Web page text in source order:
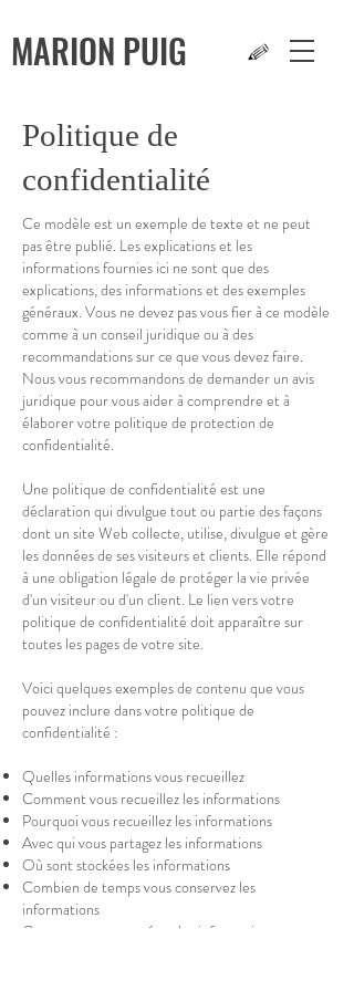
MARION PUIG
Politique de
confidentialité
Ce modèle est un exemple de texte et ne peut
pas être publié. Les explications et les
informations fournies ici ne sont que des
explications, des informations et des exemples
généraux. Vous ne devez pas vous fier à ce modèle
comme à un conseil juridique ou à des
recommandations sur ce que vous devez faire.
Nous vous recommandons de demander un avis
juridique pour vous aider à comprendre et à
élaborer votre politique de protection de
confidentialité.
Une politique de confidentialité est une
déclaration qui divulgue tout ou partie des façons
dont un site Web collecte, utilise, divulgue et gère
les données de ses visiteurs et clients. Elle répond
à une obligation légale de protéger la vie privée
d'un visiteur ou d'un client. Le lien vers votre
politique de confidentialité doit apparaître sur
toutes les pages de votre site.
Voici quelques exemples de contenu que vous
pouvez inclure dans votre politique de
confidentialité :
Quelles informations vous recueillez
Comment vous recueillez les informations
Pourquoi vous recueillez les informations
Avec qui vous partagez les informations
Où sont stockées les informations
Combien de temps vous conservez les
informations
Comment vous protégez les informations